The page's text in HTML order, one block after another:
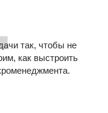
так, чтобы не
как выстроить